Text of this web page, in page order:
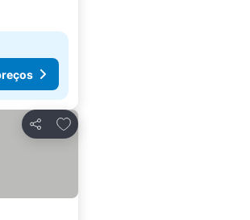
Partilhar
Adicionar aos favoritos